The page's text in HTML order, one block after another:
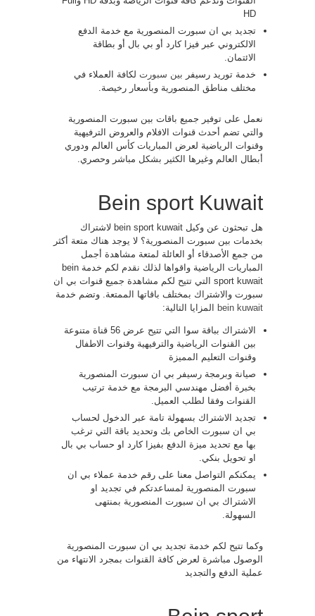
HD
تجديد بي ان سبورت المنصورية مع خدمة الدفع
الالكتروني عبر فيزا كارد أو بي بال أو بطاقة
الائتمان.
خدمة توريد رسيفر بين سبورت لكافة العملاء في
مختلف مناطق المنصورية وبأسعار رخيصة.
نعمل على توفير جميع باقات بين سبورت المنصورية
والتي تضم أحدث قنوات الافلام والعروض الترفيهية
وقنوات الرياضية لعرض المباريات كأس العالم ودوري
أبطال العالم وغيرها الكثير بشكل مباشر وحصري.
Bein sport Kuwait
هل تبحثون عن وكيل bein sport kuwait لاشتراك
بخدمات بين سبورت المنصورية؟ لا يوجد هناك متعة أكثر
من جمع الأصدقاء أو العائلة لمتعة مشاهدة أجمل
المباريات الرياضية واقواها لذلك نقدم لكم خدمة bein
sport kuwait التي تتيح لكم مشاهدة جميع قنوات بي ان
سبورت والاشتراك بمختلف باقاتها الممتعة. وتضم خدمة
bein kuwait المزايا التالية:
الاشتراك بباقة سوا التي تتيح عرض 56 قناة متنوعة
بين القنوات الرياضية والترفيهية وقنوات الاطفال
وقنوات التعليم المميزة
صيانة وبرمجة رسيفر بي ان سبورت المنصورية
بخبرة أفضل مهندسي البرمجة مع خدمة ترتيب
القنوات وفقا لطلب العميل.
تجديد الاشتراك بسهولة تامة عبر الدخول لحساب
بي ان سبورت الخاص بك وتحديد باقة التي ترغب
بها مع تحديد ميزة الدفع بفيزا كارد او حساب بي بال
او تحويل بنكي.
يمكنكم التواصل معنا على رقم خدمة عملاء بي ان
سبورت المنصورية لمساعدتكم في تجديد او
الاشتراك بي ان سبورت المنصورية بمنتهى
السهولة.
وكما تتيح لكم خدمة تجديد بي ان سبورت المنصورية
الوصول مباشرة لعرض كافة القنوات بمجرد الانتهاء من
عملية الدفع والتجديد